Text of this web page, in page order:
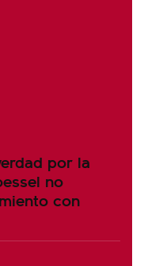
por la
no
con